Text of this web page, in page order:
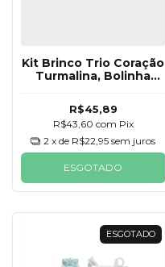
Kit Brinco Trio Coração
Turmalina, Bolinha
R$45,89
R$43,60 com Pix
2 x de R$22,95 sem juros
ESGOTADO
ESGOTADO